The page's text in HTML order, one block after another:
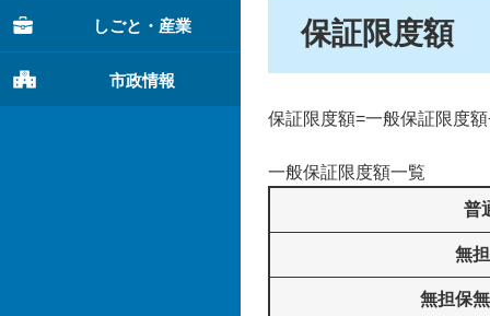
しごと・産業
市政情報
保証限度額
保証限度額=一般保証限度
一般保証限度額一覧
普
無
無担保